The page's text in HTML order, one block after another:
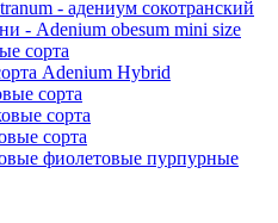
- адениум сокотранский
- Adenium obesum mini size
сорта
Adenium Hybrid
сорта
сорта
сорта
фиолетовые пурпурные